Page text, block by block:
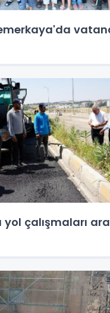
çalışmaları